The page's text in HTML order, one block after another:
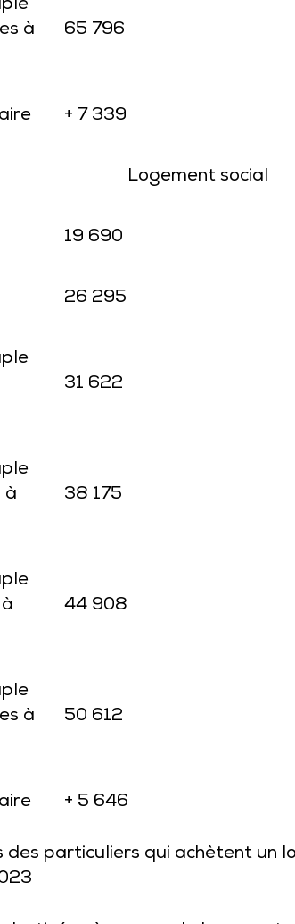
à
65 796
+ 7 339
Logement social
19 690
26 295
31 622
à
38 175
44 908
à
50 612
+ 5 646
particuliers qui achètent un